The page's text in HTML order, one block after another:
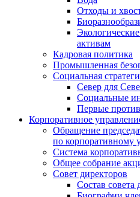
Отходы и
активам
Кадровая политика
Промышленная
Социальная
Север для
Социальные
Первые
Корпоративное
Обращение
по корпоративному
Система
Общее собрание
Совет директоров
Состав совета